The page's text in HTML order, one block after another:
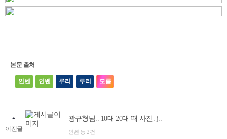
본문 출처
인벤 인벤 루리 루리 모름
이전글
광규형님.. 10대 20대 때 사진. j..
인벤 등 2건